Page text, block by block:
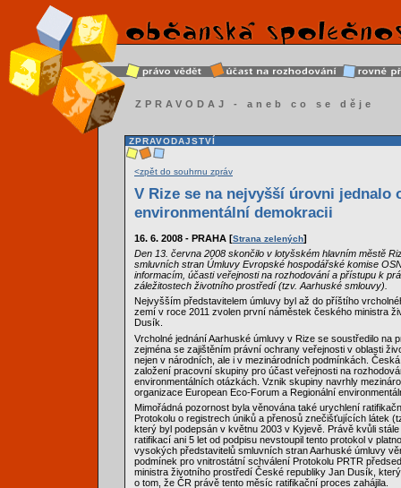
ZPRAVODAJ - aneb co se děje
ZPRAVODAJSTVÍ
<zpět do souhrnu zpráv
V Rize se na nejvyšší úrovni jednalo
environmentální demokracii
16. 6. 2008 - PRAHA [Strana zelených]
Den 13. června 2008 skončilo v lotyšském hlavním městě
smluvních stran Úmluvy Evropské hospodářské komise
informacím, účasti veřejnosti na rozhodování a přístupu k
záležitostech životního prostředí (tzv. Aarhuské smlouvy).
Nejvyšším představitelem úmluvy byl až do příštího
zemí v roce 2011 zvolen první náměstek českého ministra
Dusík.
Vrcholné jednání Aarhuské úmluvy v Rize se soustředilo na
zejména se zajištěním právní ochrany veřejnosti v oblasti
nejen v národních, ale i v mezinárodních podmínkách.
založení pracovní skupiny pro účast veřejnosti na
environmentálních otázkách. Vznik skupiny navrhly
organizace European Eco-Forum a Regionální
Mimořádná pozornost byla věnována také urychlení
Protokolu o registrech úniků a přenosů znečišťujících látek
který byl podepsán v květnu 2003 v Kyjevě. Právě kvůli
ratifikací ani 5 let od podpisu nevstoupil tento protokol v
vysokých představitelů smluvních stran Aarhuské úmluvy
podmínek pro vnitrostátní schválení Protokolu PRTR
ministra životního prostředí České republiky Jan Dusík,
o tom, že ČR právě tento měsíc ratifikační proces zahájila.